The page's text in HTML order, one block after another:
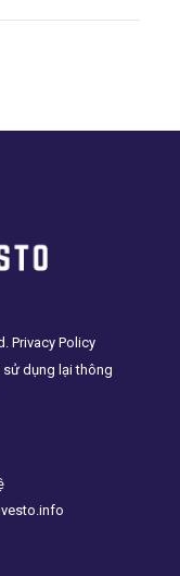
Privacy Policy
dụng lại thông